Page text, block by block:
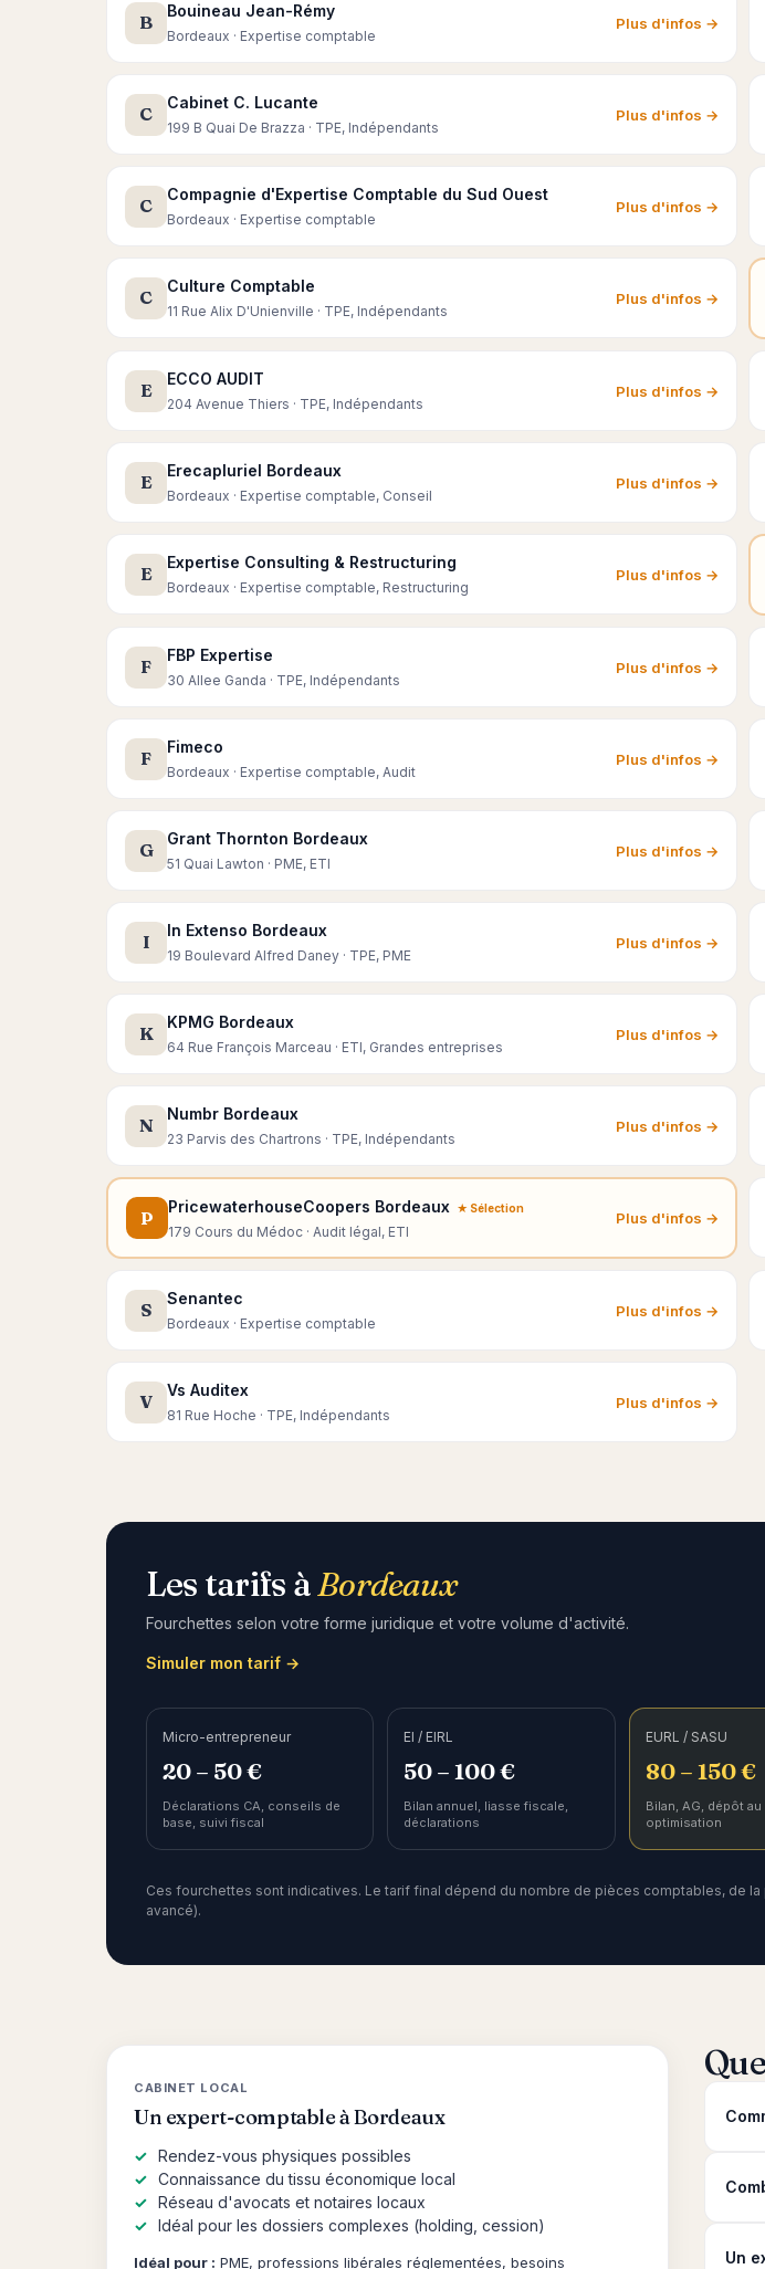
B
Bouineau Jean-Rémy
Bordeaux · Expertise comptable
Plus d'infos →
C
Cabinet C. Lucante
199 B Quai De Brazza · TPE, Indépendants
Plus d'infos →
C
Compagnie d'Expertise Comptable du Sud Ouest
Bordeaux · Expertise comptable
Plus d'infos →
C
Culture Comptable
11 Rue Alix D'Unienville · TPE, Indépendants
Plus d'infos →
E
ECCO AUDIT
204 Avenue Thiers · TPE, Indépendants
Plus d'infos →
E
Erecapluriel Bordeaux
Bordeaux · Expertise comptable, Conseil
Plus d'infos →
E
Expertise Consulting & Restructuring
Bordeaux · Expertise comptable, Restructuring
Plus d'infos →
F
FBP Expertise
30 Allee Ganda · TPE, Indépendants
Plus d'infos →
F
Fimeco
Bordeaux · Expertise comptable, Audit
Plus d'infos →
G
Grant Thornton Bordeaux
51 Quai Lawton · PME, ETI
Plus d'infos →
I
In Extenso Bordeaux
19 Boulevard Alfred Daney · TPE, PME
Plus d'infos →
K
KPMG Bordeaux
64 Rue François Marceau · ETI, Grandes entreprises
Plus d'infos →
N
Numbr Bordeaux
23 Parvis des Chartrons · TPE, Indépendants
Plus d'infos →
P
PricewaterhouseCoopers Bordeaux ★ Sélection
179 Cours du Médoc · Audit légal, ETI
Plus d'infos →
S
Senantec
Bordeaux · Expertise comptable
Plus d'infos →
V
Vs Auditex
81 Rue Hoche · TPE, Indépendants
Plus d'infos →
Les tarifs àBordeaux
Fourchettes selon votre forme juridique et votre volume d'activité.
Simuler mon tarif →
Micro-entrepreneur
20 – 50 €
Déclarations CA, conseils de
base, suivi fiscal
EI / EIRL
50 – 100 €
Bilan annuel, liasse fiscale,
déclarations
EURL / SASU
80 – 150 €
Bilan, AG, dépôt
optimisation
Ces fourchettes sont indicatives. Le tarif final dépend du nombre de pièces comptables, de
avancé).
CABINET LOCAL
Un expert-comptable à Bordeaux
Rendez-vous physiques possibles
Connaissance du tissu économique local
Réseau d'avocats et notaires locaux
Idéal pour les dossiers complexes (holding, cession)
Idéal pour : PME, professions libérales réglementées, besoins Un